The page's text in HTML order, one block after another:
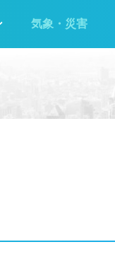
気象・災害